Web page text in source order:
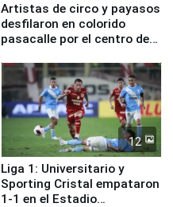
Artistas de circo y payasos
desfilaron en colorido
pasacalle por el centro de
12
Liga 1: Universitario y
Sporting Cristal empataron
1-1 en el Estadio